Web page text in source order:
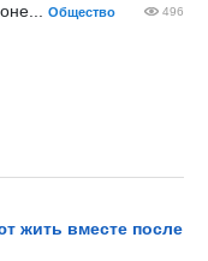
Общество 496
жить вместе после